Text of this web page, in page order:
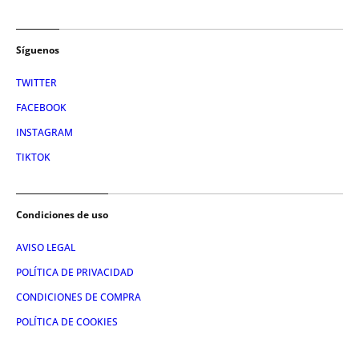
Síguenos
TWITTER
FACEBOOK
INSTAGRAM
TIKTOK
Condiciones de uso
AVISO LEGAL
POLÍTICA DE PRIVACIDAD
CONDICIONES DE COMPRA
POLÍTICA DE COOKIES